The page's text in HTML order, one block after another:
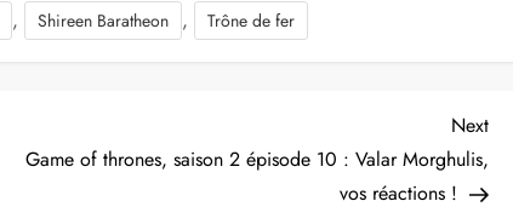
, Shireen Baratheon , Trône de fer
Next
Post
Next
Game of thrones, saison 2 épisode 10 : Valar Morghulis,
vos réactions !